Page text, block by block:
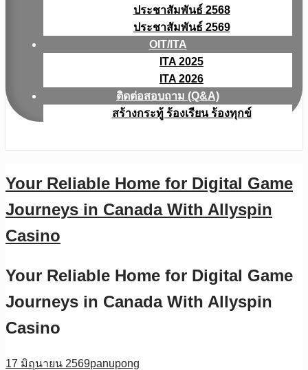
ประชาสัมพันธ์ 2568
ประชาสัมพันธ์ 2569
OIT/ITA
ITA 2025
ITA 2026
ติดต่อสอบถาม (Q&A)
สร้างกระทู้ ร้องเรียน ร้องทุกข์
Your Reliable Home for Digital Game
Journeys in Canada With Allyspin
Casino
Your Reliable Home for Digital Game
Journeys in Canada With Allyspin
Casino
17 มิถุนายน 2569panupong